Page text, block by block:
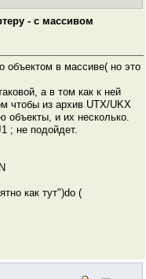
- с массивом
объектом в массиве( но это
а в том как к ней
чтобы из архив UTX/UKX
объекты, и их несколько.
; не подойдет.
как тут")do (